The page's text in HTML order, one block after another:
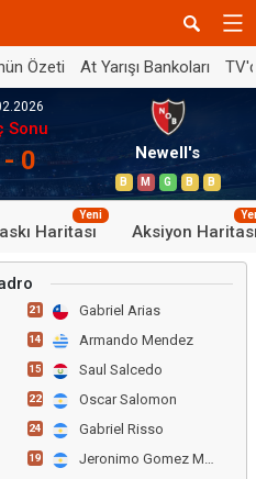
Özeti At Yarışı Bankoları
Sonu
0 Newell's
B M G B B
Haritası
Yeni
Aksiyon
21 Gabriel Arias
14 Armando Mendez
15 Saul Salcedo
22 Oscar Salomon
24 Gabriel Risso
19 Jeronimo Gomez Mattar